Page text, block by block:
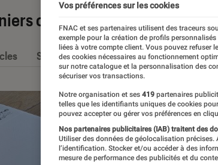
contenus
Sélections et guides Tests
Vos préférences sur les cookies
FNAC et ses partenaires utilisent des traceurs
exemple pour la création de profils
liées à votre compte client. Vous pouvez refuser
des cookies nécessaires au fonctionnement
sur notre catalogue et la personnalisation des
sécuriser vos transactions.
Notre organisation et ses 419 partenaires
telles que les identifiants uniques de cookies
pouvez accepter ou gérer vos préférences en
Nos partenaires publicitaires (IAB) traitent des
Utiliser des données de géolocalisation
l’identification. Stocker et/ou accéder à des
mesure de performance des publicités et du